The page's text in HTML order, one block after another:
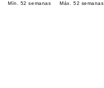
Mín. 52 semanas Máx. 52 semanas